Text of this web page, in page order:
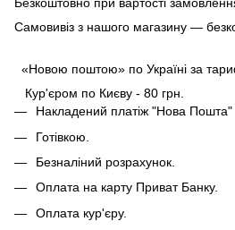
Безкоштовно при вартості
Самовивіз з нашого магазину —
«Новою поштою» по Україні за
Кур'єром по Києву - 80 грн.
Накладений платіж "Нова Пошта"
Готівкою.
Безналіний розрахунок.
Оплата на карту Приват Банку.
Оплата кур'єру.